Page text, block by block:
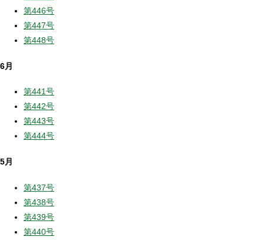
第446号
第447号
第448号
6月
第441号
第442号
第443号
第444号
5月
第437号
第438号
第439号
第440号